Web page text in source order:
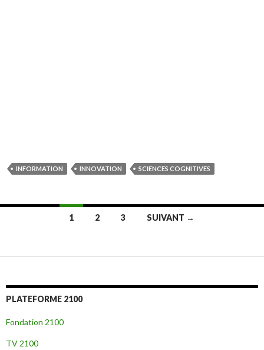
INFORMATION INNOVATION SCIENCES COGNITIVES
articles
1 2 3 SUIVANT →
PLATEFORME 2100
Fondation 2100
TV 2100